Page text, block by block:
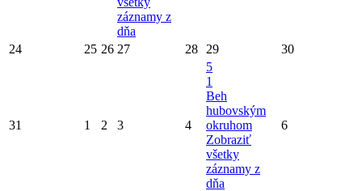
záznamy z
dňa
24 25 26 27 28 29 30
31 1 2 3 4
5
1
Beh
hubovským
okruhom
Zobraziť
všetky
záznamy z
dňa
6